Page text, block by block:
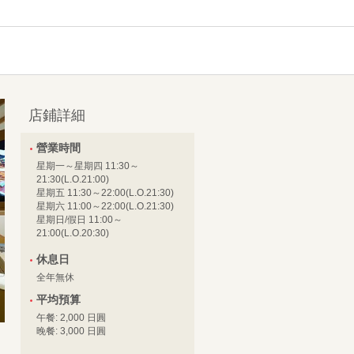
店鋪詳細
營業時間
星期一～星期四 11:30～
21:30(L.O.21:00)
星期五 11:30～22:00(L.O.21:30)
星期六 11:00～22:00(L.O.21:30)
星期日/假日 11:00～
21:00(L.O.20:30)
休息日
全年無休
平均預算
午餐: 2,000 日圓
晚餐: 3,000 日圓